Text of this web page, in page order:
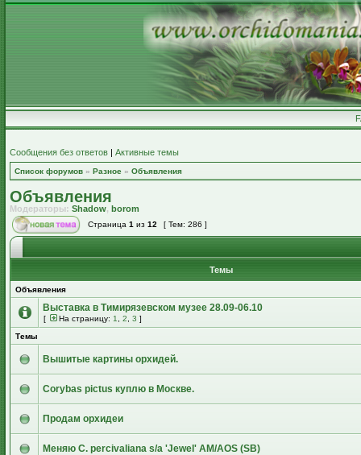
Сообщения без ответов | Активные темы
Список форумов » Разное » Объявления
Объявления
Модераторы: Shadow, borom
Страница 1 из 12 [ Тем: 286 ]
Темы
Объявления
Выставка в Тимирязевском музее 28.09-06.10
[ На страницу: 1 2 3 ]
Темы
Вышитые картины орхидей.
Corybas pictus куплю в Москве.
Продам орхидеи
Меняю C. percivaliana s/a 'Jewel' АМ/AOS (SB)